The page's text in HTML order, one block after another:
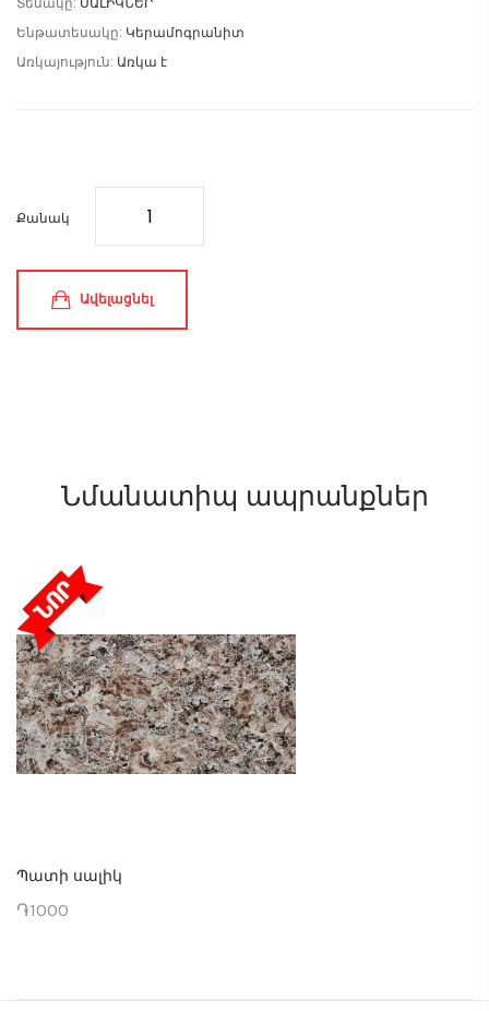
Ենթատեսակը: Կերամոգրանիտ
Առկայություն: Առկա է
Քանակ
Ավելացնել
Նմանատիպ ապրանքներ
Պատի սալիկ
֏1000